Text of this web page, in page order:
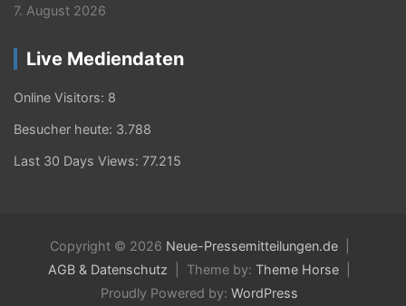
7. August 2026
Live Mediendaten
Online Visitors: 8
Besucher heute: 3.788
Last 30 Days Views: 77.215
Copyright © 2026 Neue-Pressemitteilungen.de
AGB & Datenschutz
Theme by: Theme Horse
Proudly Powered by: WordPress